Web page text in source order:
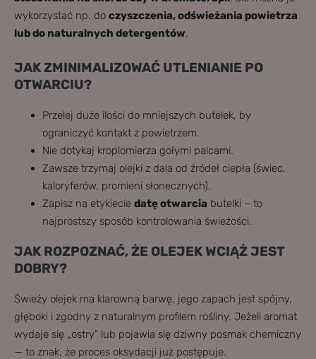
wykorzystać np. do czyszczenia, odświeżania powietrza
lub do naturalnych detergentów.
JAK ZMINIMALIZOWAĆ UTLENIANIE PO
OTWARCIU?
Przelej duże ilości do mniejszych butelek, by
ograniczyć kontakt z powietrzem.
Nie dotykaj kroplomierza gołymi palcami.
Zawsze trzymaj olejki z dala od źródeł ciepła (świec,
kaloryferów, promieni słonecznych).
Zapisz na etykiecie datę otwarcia butelki – to
najprostszy sposób kontrolowania świeżości.
JAK ROZPOZNAĆ, ŻE OLEJEK WCIĄŻ JEST
DOBRY?
Świeży olejek ma klarowną barwę, jego zapach jest spójny,
głęboki i zgodny z naturalnym profilem rośliny. Jeżeli aromat
wydaje się „ostry” lub pojawia się dziwny posmak chemiczny
— to znak, że proces oksydacji już postępuje.